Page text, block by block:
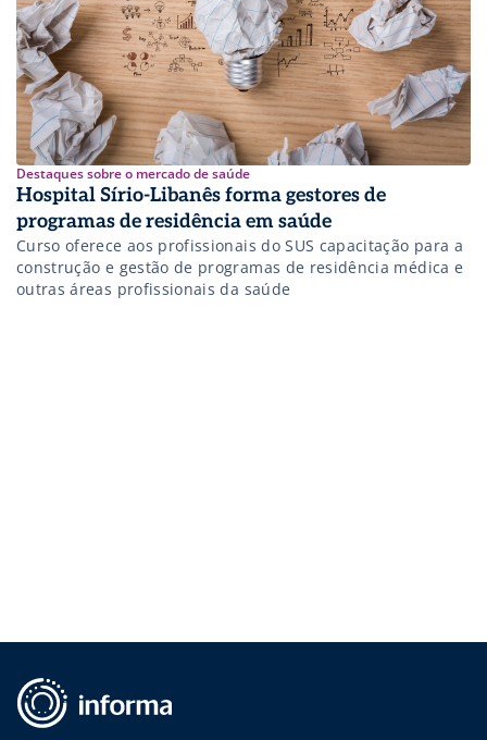
Destaques sobre o mercado de saúde
Hospital Sírio-Libanês forma gestores de
programas de residência em saúde
Curso oferece aos profissionais do SUS capacitação para a
construção e gestão de programas de residência médica e
outras áreas profissionais da saúde